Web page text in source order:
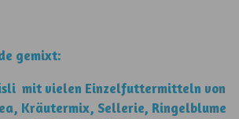
gemixt:
mit vielen Einzelfuttermitteln von
Kräutermix, Sellerie, Ringelblume